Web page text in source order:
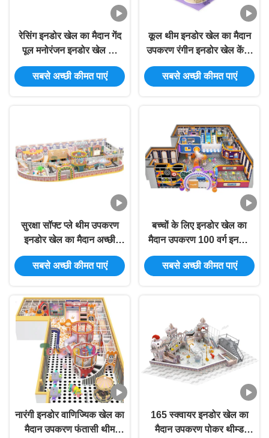
रेसिंग इनडोर खेल का मैदान गेंद
पूल मनोरंजन इनडोर खेल का
मैदान उपकरण अनुकूलित
सबसे अच्छी कीमत पाएं
कूल थीम इनडोर खेल का मैदान
उपकरण रंगीन इनडोर खेल केंद्र
उपकरण
सबसे अच्छी कीमत पाएं
सुरक्षा सॉफ्ट प्ले थीम उपकरण
इनडोर खेल का मैदान अच्छी
कारीगरी इनडोर खेल का मैदान
वाणिज्यिक
सबसे अच्छी कीमत पाएं
बच्चों के लिए इनडोर खेल का
मैदान उपकरण 100 वर्ग इनडोर
वाणिज्यिक खेल का मैदान
उपकरण
सबसे अच्छी कीमत पाएं
नारंगी इनडोर वाणिज्यिक खेल का
मैदान उपकरण फंतासी थीम
165 स्क्वायर इनडोर खेल का
मैदान उपकरण पोकर थीम्ड